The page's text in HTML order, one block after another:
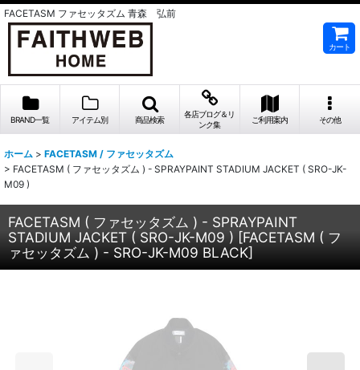
FACETASM ファセッタズム 青森 弘前
カート
BRAND一覧 アイテム別 商品検索
各店ブログ＆リ
ンク集
ご利用案内 その他
ホーム > FACETASM / ファセッタズム
> FACETASM ( ファセッタズム ) - SPRAYPAINT STADIUM JACKET ( SRO-JK-
M09 )
FACETASM ( ファセッタズム ) - SPRAYPAINT
STADIUM JACKET ( SRO-JK-M09 ) [FACETASM ( フ
ァセッタズム ) - SRO-JK-M09 BLACK]